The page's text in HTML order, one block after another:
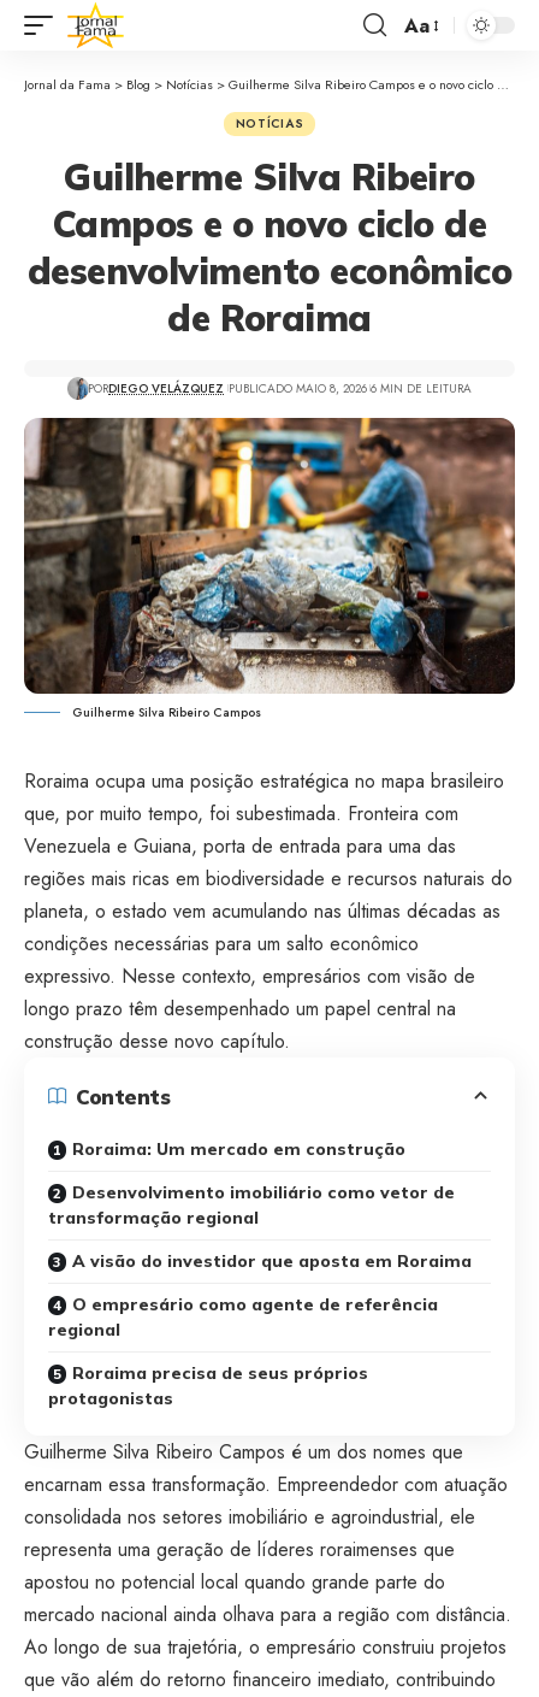
Aa
Jornal da Fama > Blog > Notícias >Guilherme Silva Ribeiro Campos e o novo ciclo de desenvolvimento econômico de Roraima
NOTÍCIAS
Guilherme Silva Ribeiro
Campos e o novo ciclo de
desenvolvimento econômico
de Roraima
PORDIEGO VELÁZQUEZ PUBLICADO MAIO 8, 2026 6 MIN DE LEITURA
Guilherme Silva Ribeiro Campos
Roraima ocupa uma posição estratégica no mapa brasileiro
que, por muito tempo, foi subestimada. Fronteira com
Venezuela e Guiana, porta de entrada para uma das
regiões mais ricas em biodiversidade e recursos naturais do
planeta, o estado vem acumulando nas últimas décadas as
condições necessárias para um salto econômico
expressivo. Nesse contexto, empresários com visão de
longo prazo têm desempenhado um papel central na
construção desse novo capítulo.
Contents
Roraima: Um mercado em construção
Desenvolvimento imobiliário como vetor de
transformação regional
A visão do investidor que aposta em Roraima
O empresário como agente de referência
regional
Roraima precisa de seus próprios
protagonistas
Guilherme Silva Ribeiro Campos é um dos nomes que
encarnam essa transformação. Empreendedor com atuação
consolidada nos setores imobiliário e agroindustrial, ele
representa uma geração de líderes roraimenses que
apostou no potencial local quando grande parte do
mercado nacional ainda olhava para a região com distância.
Ao longo de sua trajetória, o empresário construiu projetos
que vão além do retorno financeiro imediato, contribuindo